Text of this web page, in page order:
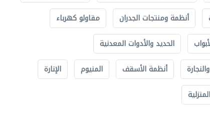
أنظمة ومنتجات الجدران
مقاولو كهرباء
الحديد والأدوات المعدنية
أنظمة الأسقف المنيوم
الإنارة